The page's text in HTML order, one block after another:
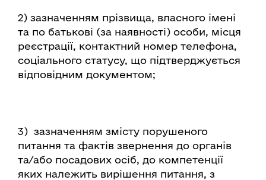
2) зазначенням прізвища, власного імені
та по батькові (за наявності) особи, місця
реєстрації, контактний номер телефона,
соціального статусу, що підтверджується
відповідним документом;
3) зазначенням змісту порушеного
питання та фактів звернення до органів
та/або посадових осіб, до компетенції
яких належить вирішення питання, з